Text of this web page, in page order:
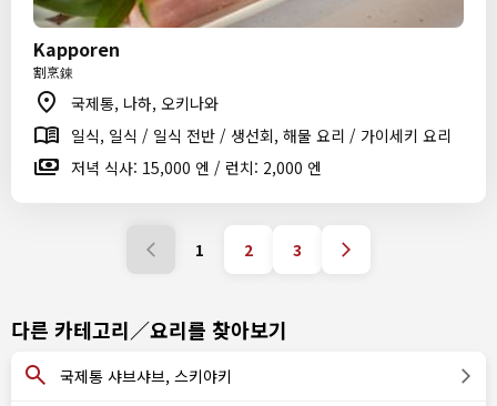
Kapporen
割烹錬
국제통, 나하, 오키나와
일식, 일식 / 일식 전반 / 생선회, 해물 요리 / 가이세키 요리
저녁 식사: 15,000 엔 / 런치: 2,000 엔
1 2 3
다른 카테고리／요리를 찾아보기
국제통 샤브샤브, 스키야키